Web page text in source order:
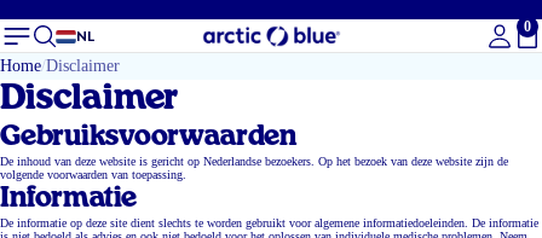
NL
0
Home Disclaimer
Disclaimer
Gebruiksvoorwaarden
De inhoud van deze website is gericht op Nederlandse bezoekers. Op het bezoek van deze website zijn de
volgende voorwaarden van toepassing.
Informatie
De informatie op deze site dient slechts te worden gebruikt voor algemene informatiedoeleinden. De informatie